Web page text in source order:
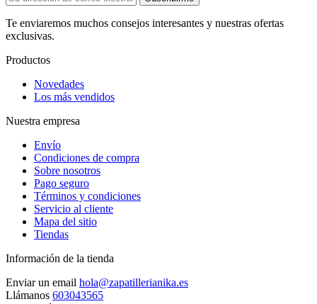
Te enviaremos muchos consejos interesantes y nuestras ofertas
exclusivas.
Productos
Novedades
Los más vendidos
Nuestra empresa
Envío
Condiciones de compra
Sobre nosotros
Pago seguro
Términos y condiciones
Servicio al cliente
Mapa del sitio
Tiendas
Información de la tienda
Enviar un email hola@zapatillerianika.es
Llámanos 603043565